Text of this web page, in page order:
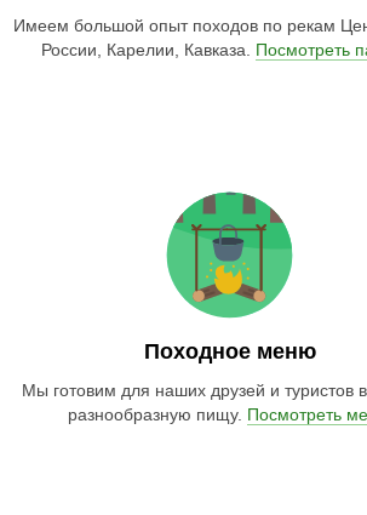
Имеем большой опыт походов по рекам
России, Карелии, Кавказа. Посмотреть
Походное меню
Мы готовим для наших друзей и туристов
разнообразную пищу. Посмотреть